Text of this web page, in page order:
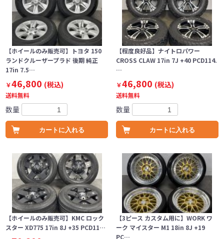
【ホイールのみ販売可】トヨタ 150
ランドクルーザープラド 後期 純正
17in 7.5…
￥46,800 (税込)
送料無料
数量
カートに入れる
【程度良好品】ナイトロパワー
CROSS CLAW 17in 7J +40 PCD114.
…
￥46,800 (税込)
送料無料
数量
カートに入れる
【ホイールのみ販売可】KMC ロック
スター XD775 17in 8J +35 PCD11…
【3ピース カスタム用に】WORK ワ
ーク マイスター M1 18in 8J +19
PC…